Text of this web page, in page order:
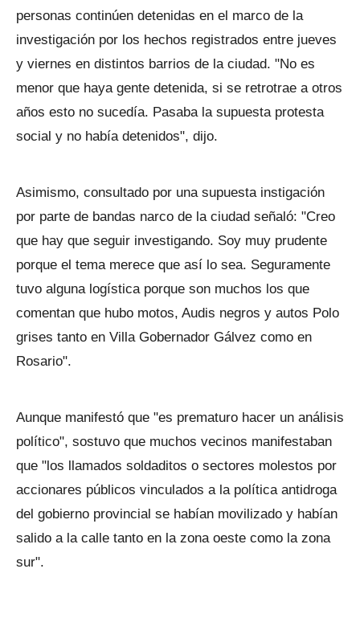
personas continúen detenidas en el marco de la
investigación por los hechos registrados entre jueves
y viernes en distintos barrios de la ciudad. "No es
menor que haya gente detenida, si se retrotrae a otros
años esto no sucedía. Pasaba la supuesta protesta
social y no había detenidos", dijo.
Asimismo, consultado por una supuesta instigación
por parte de bandas narco de la ciudad señaló: "Creo
que hay que seguir investigando. Soy muy prudente
porque el tema merece que así lo sea. Seguramente
tuvo alguna logística porque son muchos los que
comentan que hubo motos, Audis negros y autos Polo
grises tanto en Villa Gobernador Gálvez como en
Rosario".
Aunque manifestó que "es prematuro hacer un análisis
político", sostuvo que muchos vecinos manifestaban
que "los llamados soldaditos o sectores molestos por
accionares públicos vinculados a la política antidroga
del gobierno provincial se habían movilizado y habían
salido a la calle tanto en la zona oeste como la zona
sur".